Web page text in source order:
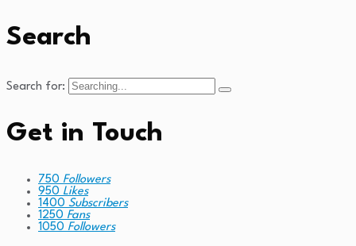
Search
Search for:
Get in Touch
750 Followers
950 Likes
1400 Subscribers
1250 Fans
1050 Followers